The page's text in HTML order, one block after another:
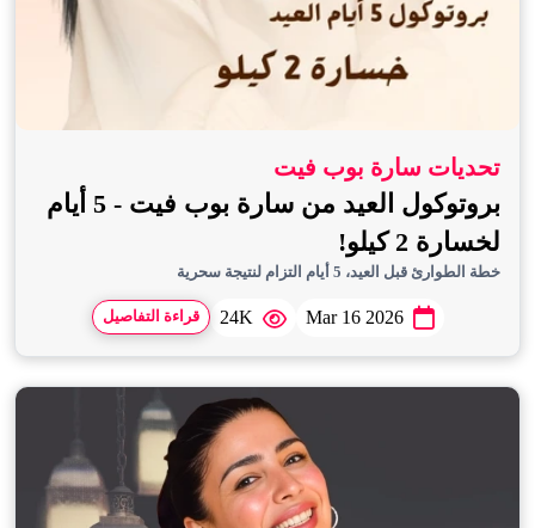
تحديات سارة بوب فيت
بروتوكول العيد من سارة بوب فيت - 5 أيام
لخسارة 2 كيلو!
خطة الطوارئ قبل العيد، 5 أيام التزام لنتيجة سحرية
Mar 16 2026
24K قراءة التفاصيل